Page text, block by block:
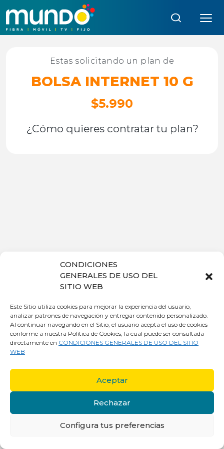
CONDICIONES
GENERALES DE USO DEL
SITIO WEB
Este Sitio utiliza cookies para mejorar la experiencia del usuario,
analizar patrones de navegación y entregar contenido personalizado.
Al continuar navegando en el Sitio, el usuario acepta el uso de cookies
conforme a nuestra Política de Cookies, la cual puede ser consultada
directamente en CONDICIONES GENERALES DE USO DEL SITIO
WEB
Aceptar
Rechazar
Configura tus preferencias
Estas solicitando un plan de
BOLSA INTERNET 10 G
$5.990
¿Cómo quieres contratar tu plan?